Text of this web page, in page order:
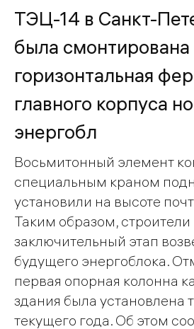
ТЭЦ-14 в Санкт-
была смонтирована
горизонтальная
главного корпуса
энергобл
Восьмитонный элемент
специальным краном
установили на высоте
Таким образом,
заключительный этап
будущего энергоблока.
первая опорная колонна
здания была установлена
текущего года. Об этом